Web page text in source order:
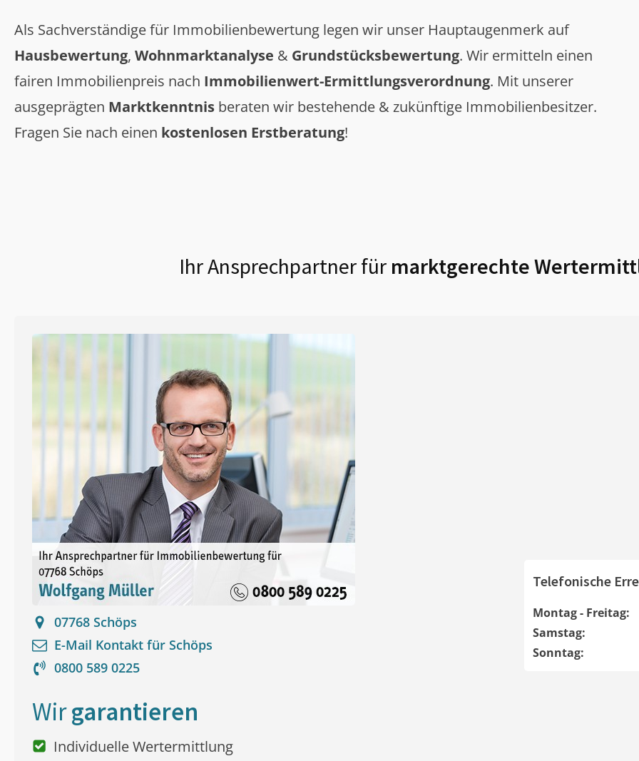
Als Sachverständige für Immobilienbewertung legen wir unser Hauptaugenmerk auf
Hausbewertung, Wohnmarktanalyse & Grundstücksbewertung. Wir ermitteln einen
fairen Immobilienpreis nach Immobilienwert-Ermittlungsverordnung. Mit unserer
ausgeprägten Marktkenntnis beraten wir bestehende & zukünftige Immobilienbesitzer.
Fragen Sie nach einen kostenlosen Erstberatung!
Ihr Ansprechpartner fürmarktgerechte
07768 Schöps
E-Mail Kontakt für Schöps
0800 589 0225
Telefonische
Montag - Freitag:
Samstag:
Sonntag:
Wirgarantieren
Individuelle Wertermittlung